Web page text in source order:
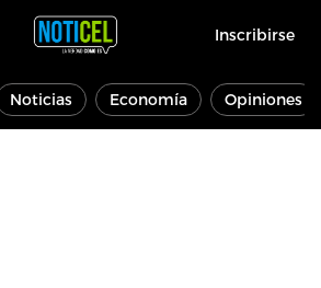
Inscribirse
Noticias Economía Opiniones